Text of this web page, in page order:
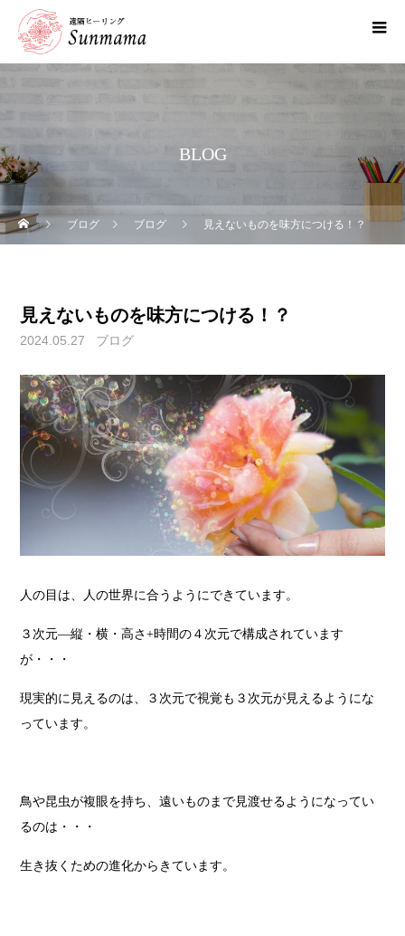
BLOG
ブログ ブログ 見えないものを味方につける！？
見えないものを味方につける！？
2024.05.27 ブログ
人の目は、人の世界に合うようにできています。
３次元―縦・横・高さ+時間の４次元で構成されています
が・・・
現実的に見えるのは、３次元で視覚も３次元が見えるようにな
っています。
鳥や昆虫が複眼を持ち、遠いものまで見渡せるようになってい
るのは・・・
生き抜くための進化からきています。